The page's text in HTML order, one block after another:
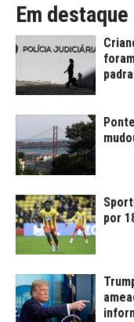
Em destaque
por